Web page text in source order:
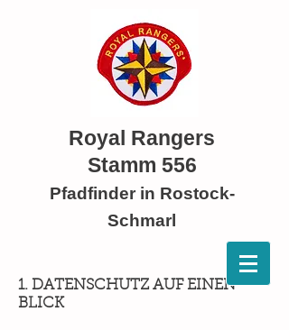
Royal Rangers
Stamm 556
Pfadfinder in Rostock-
Schmarl
1. DATENSCHUTZ AUF EINEN
BLICK